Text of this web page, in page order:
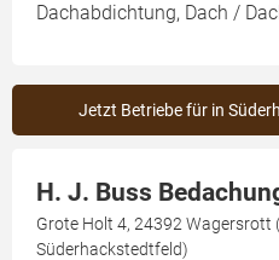
Dachabdichtung, Dach /
Jetzt Betriebe für in
H. J. Buss
Grote Holt 4, 24392 Wagersrott
Süderhackstedtfeld)